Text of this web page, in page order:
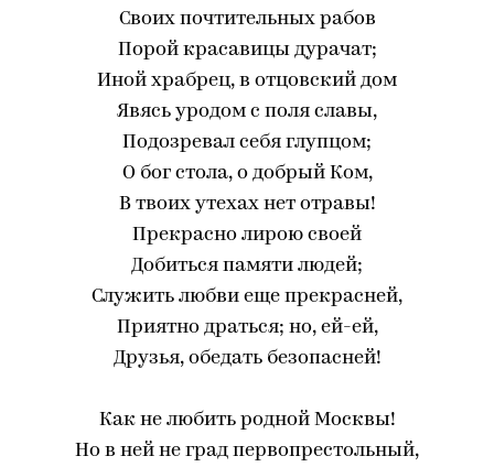
Своих почтительных рабов
Порой красавицы дурачат;
Иной храбрец, в отцовский дом
Явясь уродом с поля славы,
Подозревал себя глупцом;
О бог стола, о добрый Ком,
В твоих утехах нет отравы!
Прекрасно лирою своей
Добиться памяти людей;
Служить любви еще прекрасней,
Приятно драться; но, ей-ей,
Друзья, обедать безопасней!
Как не любить родной Москвы!
Но в ней не град первопрестольный,